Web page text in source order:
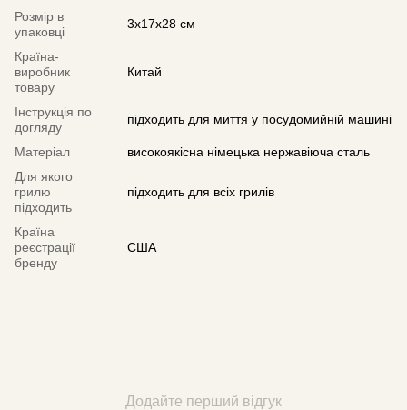
Розмір в
упаковці
3х17х28 см
Країна-
виробник
товару
Китай
Інструкція по
догляду
підходить для миття у посудомийній машині
Матеріал
високоякісна німецька нержавіюча сталь
Для якого
грилю
підходить
підходить для всіх грилів
Країна
реєстрації
бренду
США
Додайте перший відгук